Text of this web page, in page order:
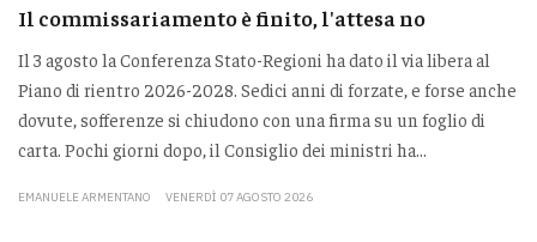
Il commissariamento è finito, l'attesa no
Il 3 agosto la Conferenza Stato-Regioni ha dato il via libera al
Piano di rientro 2026-2028. Sedici anni di forzate, e forse anche
dovute, sofferenze si chiudono con una firma su un foglio di
carta. Pochi giorni dopo, il Consiglio dei ministri ha...
EMANUELE ARMENTANO VENERDÌ 07 AGOSTO 2026